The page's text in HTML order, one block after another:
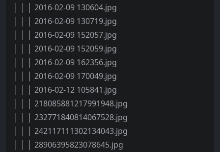
│ │ │ 2016-02-09 130604.jpg
│ │ │ 2016-02-09 130719.jpg
│ │ │ 2016-02-09 152057.jpg
│ │ │ 2016-02-09 152059.jpg
│ │ │ 2016-02-09 162356.jpg
│ │ │ 2016-02-09 170049.jpg
│ │ │ 2016-02-12 105841.jpg
│ │ │ 218085881217991948.jpg
│ │ │ 232771840814067528.jpg
│ │ │ 242117111302134043.jpg
│ │ │ 28906395823078645.jpg